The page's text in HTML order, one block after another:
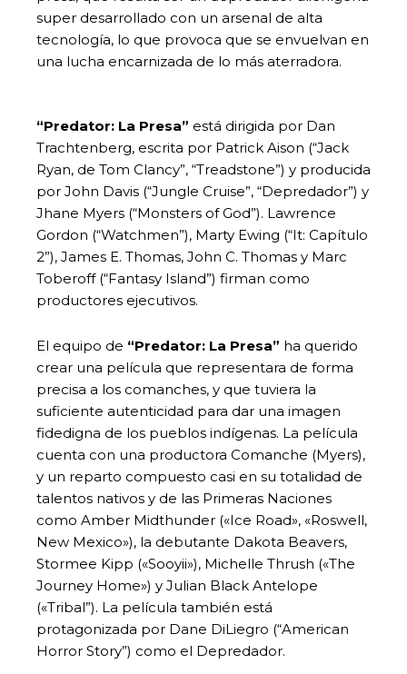
super desarrollado con un arsenal de alta
tecnología, lo que provoca que se envuelvan en
una lucha encarnizada de lo más aterradora.
“Predator: La Presa” está dirigida por Dan
Trachtenberg, escrita por Patrick Aison (“Jack
Ryan, de Tom Clancy”, “Treadstone”) y producida
por John Davis (“Jungle Cruise”, “Depredador”) y
Jhane Myers (“Monsters of God”). Lawrence
Gordon (“Watchmen”), Marty Ewing (“It: Capítulo
2”), James E. Thomas, John C. Thomas y Marc
Toberoff (“Fantasy Island”) firman como
productores ejecutivos.
El equipo de “Predator: La Presa” ha querido
crear una película que representara de forma
precisa a los comanches, y que tuviera la
suficiente autenticidad para dar una imagen
fidedigna de los pueblos indígenas. La película
cuenta con una productora Comanche (Myers),
y un reparto compuesto casi en su totalidad de
talentos nativos y de las Primeras Naciones
como Amber Midthunder («Ice Road», «Roswell,
New Mexico»), la debutante Dakota Beavers,
Stormee Kipp («Sooyii»), Michelle Thrush («The
Journey Home») y Julian Black Antelope
(«Tribal”). La película también está
protagonizada por Dane DiLiegro (“American
Horror Story”) como el Depredador.